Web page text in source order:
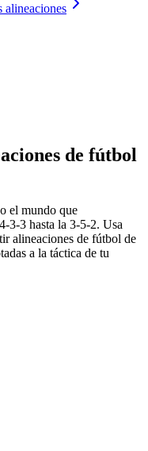
alineaciones
de fútbol
el mundo que
3-3 hasta la 3-5-2. Usa
alineaciones de fútbol de
a la táctica de tu